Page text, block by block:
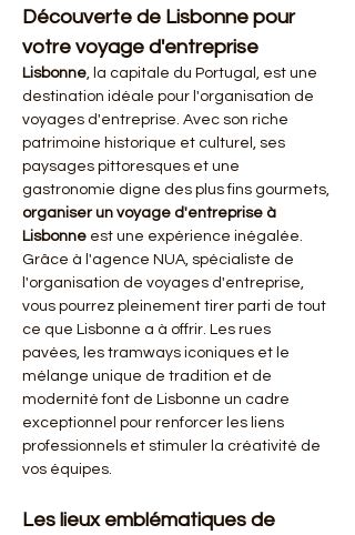
Découverte de Lisbonne pour
votre voyage d'entreprise
Lisbonne, la capitale du Portugal, est une
destination idéale pour l'organisation de
voyages d'entreprise. Avec son riche
patrimoine historique et culturel, ses
paysages pittoresques et une
gastronomie digne des plus fins gourmets,
organiser un voyage d'entreprise à
Lisbonne est une expérience inégalée.
Grâce à l'agence NUA, spécialiste de
l'organisation de voyages d'entreprise,
vous pourrez pleinement tirer parti de tout
ce que Lisbonne a à offrir. Les rues
pavées, les tramways iconiques et le
mélange unique de tradition et de
modernité font de Lisbonne un cadre
exceptionnel pour renforcer les liens
professionnels et stimuler la créativité de
vos équipes.
Les lieux emblématiques de